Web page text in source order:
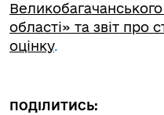
області» та звіт про
оцінку.
ПОДІЛИТИСЬ: